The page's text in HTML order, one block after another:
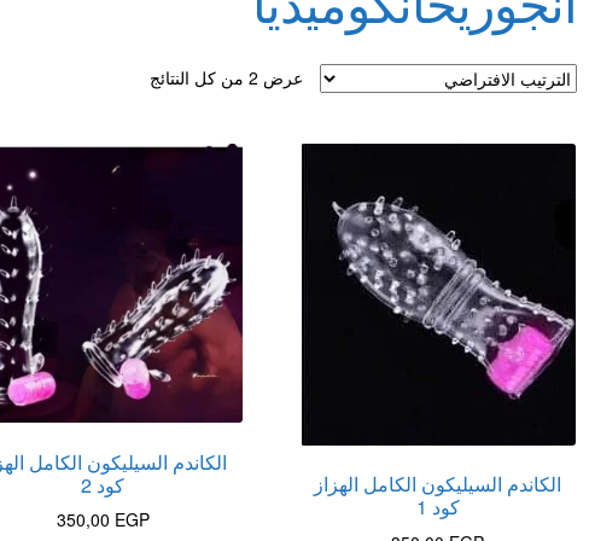
القذف
عرض ⁦2⁩ من كل النتائج
الكاندم السيليكون الكامل الهزاز
كود 1
الكاندم السيليكون الكامل
كود 2
350,00 EGP